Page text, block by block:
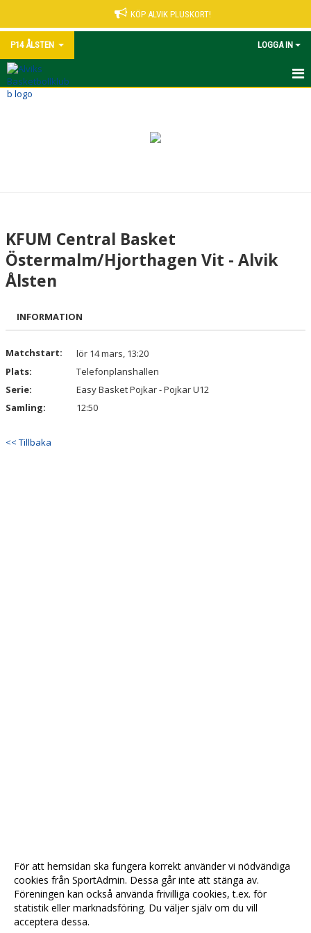
KÖP ALVIK PLUSKORT!
P14 ÅLSTEN LOGGA IN
HEM
BILDGALLERI
DOKUMENT
KFUM Central Basket
Östermalm/Hjorthagen Vit - Alvik
Ålsten
INFORMATION
Matchstart:
lör 14 mars, 13:20
Plats:
Telefonplanshallen
Serie:
Easy Basket Pojkar - Pojkar U12
Samling:
12:50
<< Tillbaka
För att hemsidan ska fungera korrekt använder vi nödvändiga
cookies från SportAdmin. Dessa går inte att stänga av.
Föreningen kan också använda frivilliga cookies, t.ex. för
statistik eller marknadsföring. Du väljer själv om du vill
acceptera dessa.